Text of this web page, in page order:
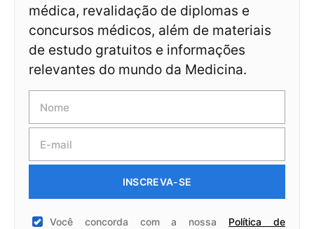
médica, revalidação de diplomas e
concursos médicos, além de materiais
de estudo gratuitos e informações
relevantes do mundo da Medicina.
INSCREVA-SE
Você concorda com a nossa Política de